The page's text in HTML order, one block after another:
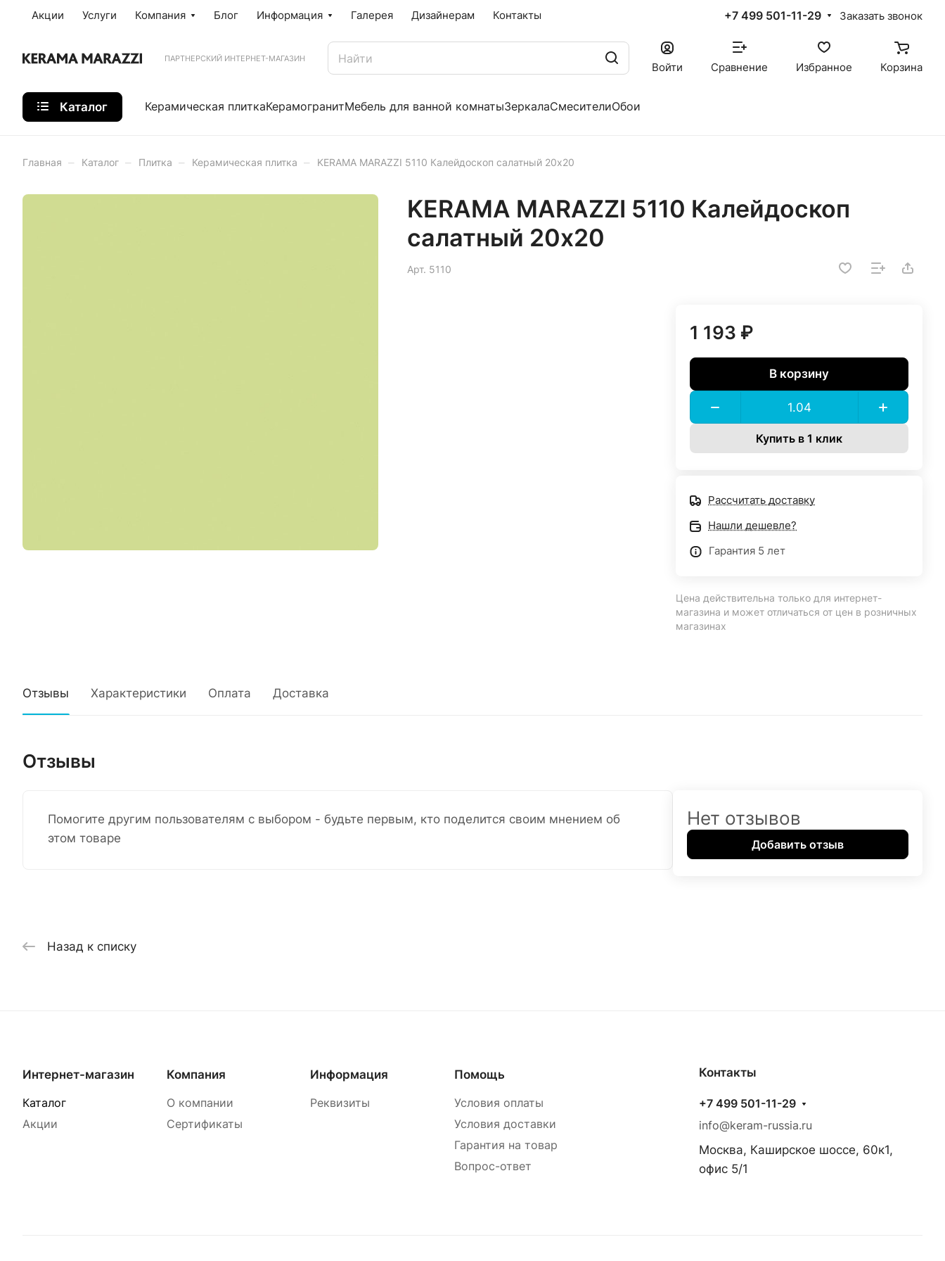
Акции Услуги Компания Блог Информация Галерея Дизайнерам Контакты +7 499 501-11-29 Заказать звонок
ПАРТНЕРСКИЙ ИНТЕРНЕТ-МАГАЗИН
Войти Сравнение Избранное Корзина
Каталог Керамическая плиткаКерамогранитМебель для ванной комнатыЗеркалаСмесителиОбои
Главная – Каталог – Плитка – Керамическая плитка – KERAMA MARAZZI 5110 Калейдоскоп салатный 20x20
KERAMA MARAZZI 5110 Калейдоскоп
салатный 20x20
Арт. 5110
1 193 ₽
В корзину
Купить в 1 клик
Рассчитать доставку
Нашли дешевле?
Гарантия 5 лет
Цена действительна только для интернет-
магазина и может отличаться от цен в розничных
магазинах
Отзывы Характеристики Оплата Доставка
Отзывы
Помогите другим пользователям с выбором - будьте первым, кто поделится своим мнением об
этом товаре
Нет отзывов
Добавить отзыв
Назад к списку
Интернет-магазин
Каталог
Акции
Компания
О компании
Сертификаты
Информация
Реквизиты
Помощь
Условия оплаты
Условия доставки
Гарантия на товар
Вопрос-ответ
Контакты
+7 499 501-11-29
info@keram-russia.ru
Москва, Каширское шоссе, 60к1,
офис 5/1